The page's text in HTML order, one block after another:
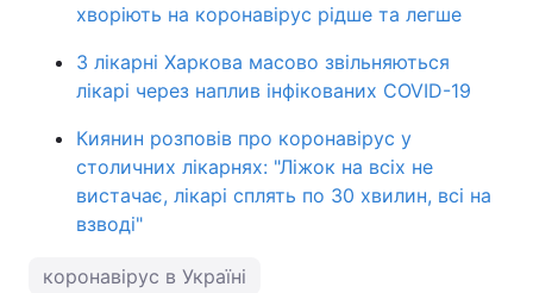
хворіють на коронавірус рідше та легше
З лікарні Харкова масово звільняються
лікарі через наплив інфікованих COVID-19
Киянин розповів про коронавірус у
столичних лікарнях: "Ліжок на всіх не
вистачає, лікарі сплять по 30 хвилин, всі на
взводі"
коронавірус в Україні